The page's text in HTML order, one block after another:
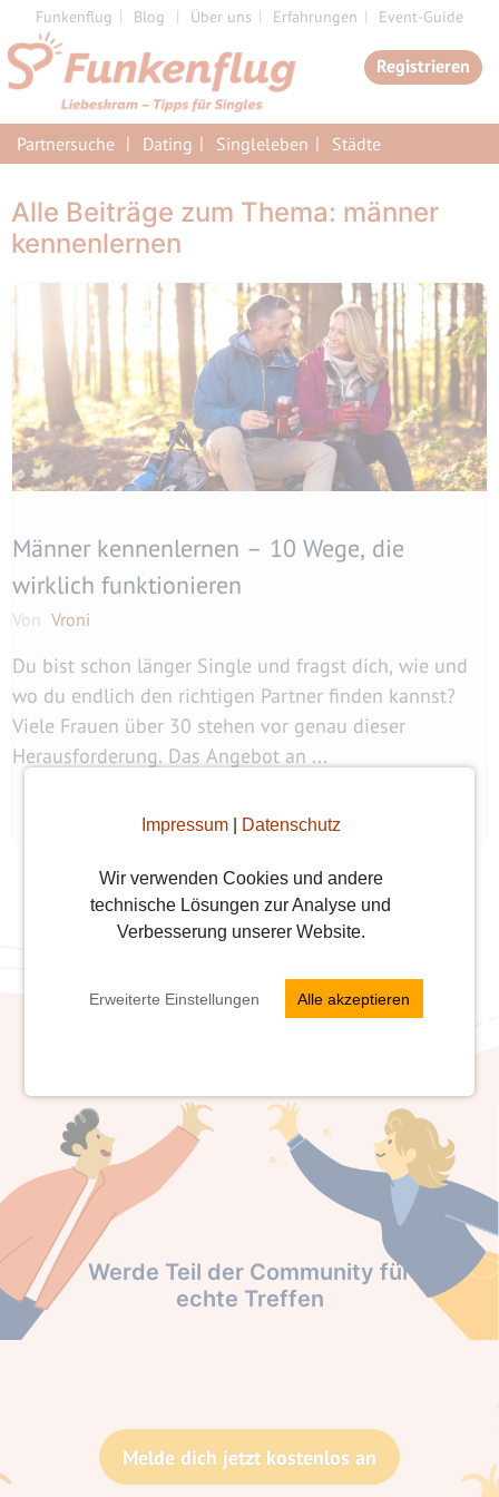
Impressum| Datenschutz
Wir verwenden Cookies und andere
technische Lösungen zur Analyse und
Verbesserung unserer Website.
Erweiterte Einstellungen Alle akzeptieren
Zum
Inhalt
springen
Funkenflug Blog Über uns Erfahrungen Event-Guide
Registrieren
Partnersuche Dating Singleleben Städte
Alle Beiträge zum Thema: männer
kennenlernen
Männer kennenlernen – 10 Wege, die
wirklich funktionieren
Von Vroni
Du bist schon länger Single und fragst dich, wie und
wo du endlich den richtigen Partner finden kannst?
Viele Frauen über 30 stehen vor genau dieser
Herausforderung. Das Angebot an ...
Werde Teil der Community für
echte Treffen
Melde dich jetzt kostenlos an